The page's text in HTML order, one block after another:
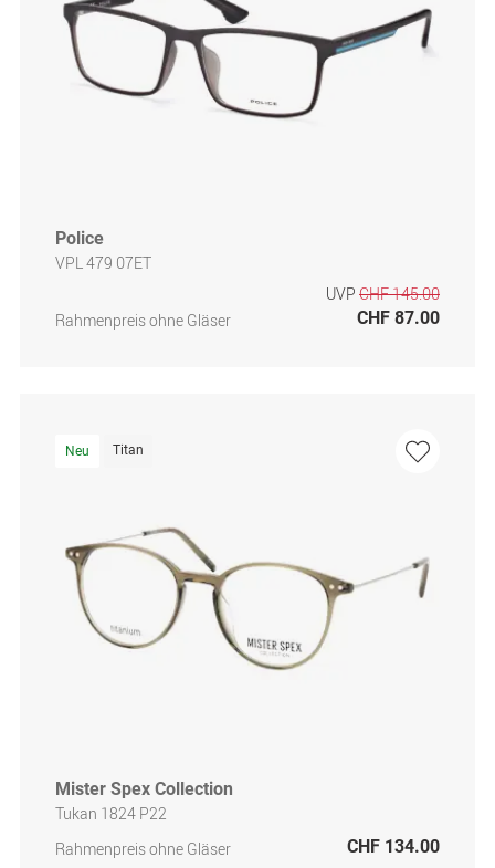
Police
VPL 479 07ET
Rahmenpreis ohne Gläser
UVP CHF 145.00
CHF 87.00
Neu Titan
Mister Spex Collection
Tukan 1824 P22
Rahmenpreis ohne Gläser
CHF 134.00